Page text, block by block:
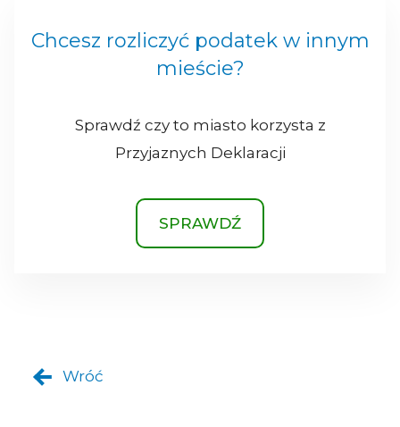
Chcesz rozliczyć podatek w innym
mieście?
Sprawdź czy to miasto korzysta z
Przyjaznych Deklaracji
SPRAWDŹ
Wróć